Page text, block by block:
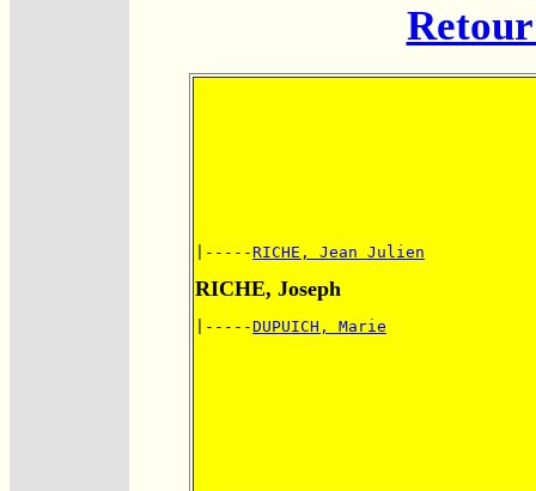
|-----RICHE, Jean Julien
RICHE, Joseph
|-----DUPUICH, Marie